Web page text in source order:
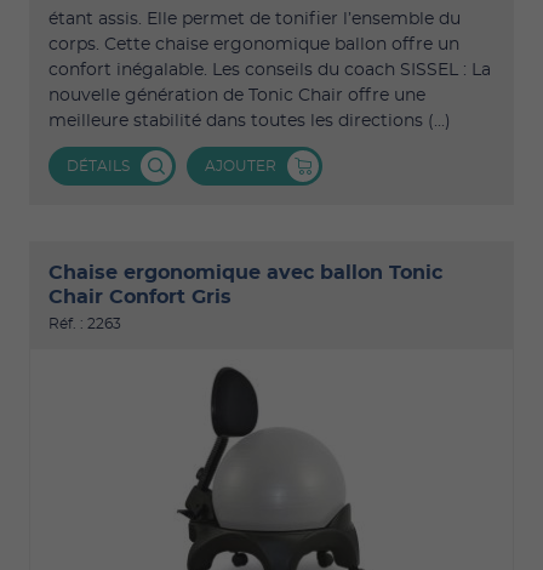
étant assis. Elle permet de tonifier l’ensemble du
corps. Cette chaise ergonomique ballon offre un
confort inégalable. Les conseils du coach SISSEL : La
nouvelle génération de Tonic Chair offre une
meilleure stabilité dans toutes les directions (...)
DÉTAILS AJOUTER
Chaise ergonomique avec ballon Tonic
Chair Confort Gris
Réf. : 2263